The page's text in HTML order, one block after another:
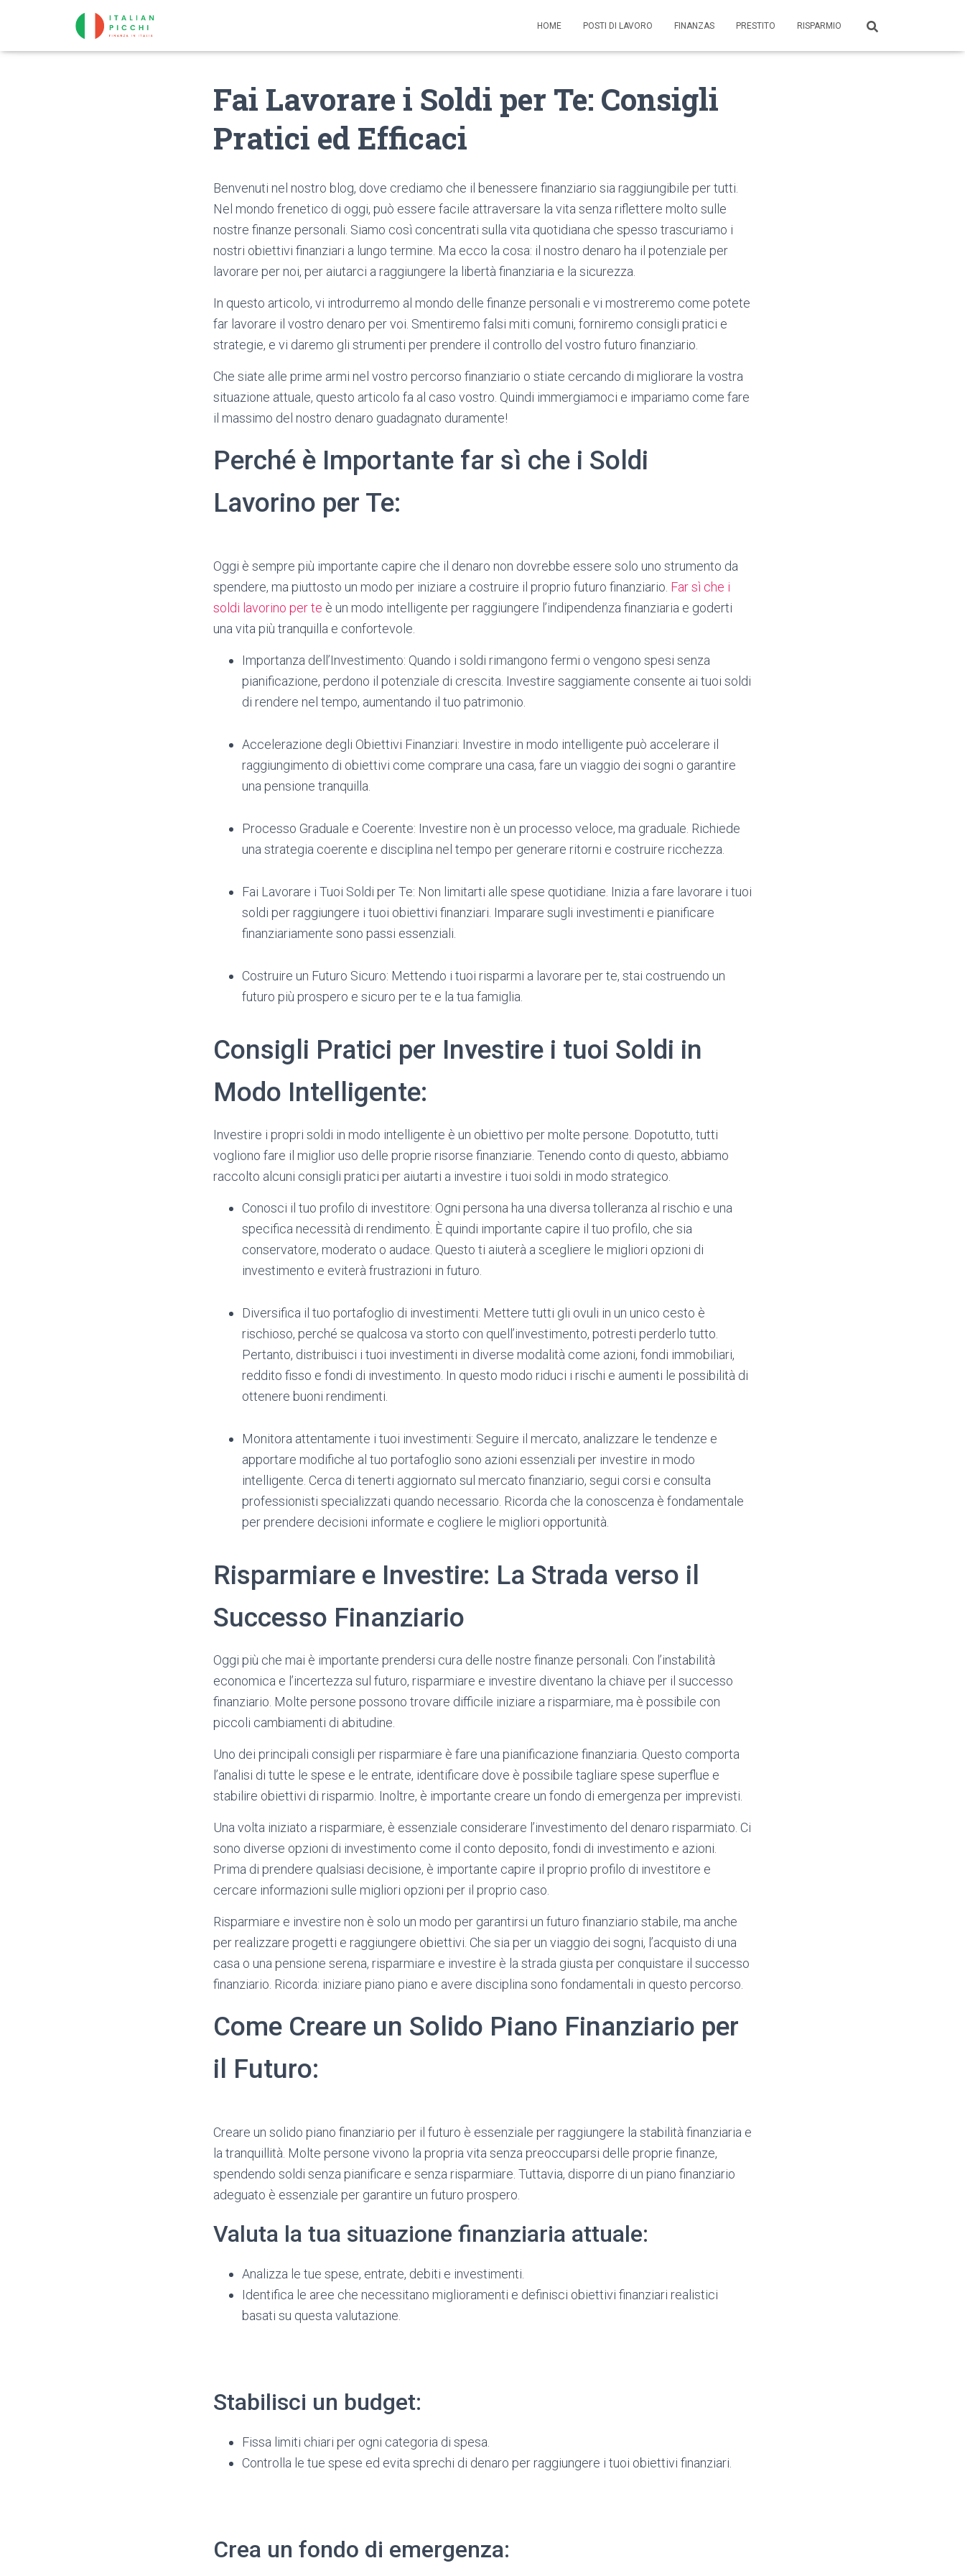
HOME POSTI DI LAVORO FINANZAS PRESTITO RISPARMIO
Fai Lavorare i Soldi per Te: Consigli
Pratici ed Efficaci
Benvenuti nel nostro blog, dove crediamo che il benessere finanziario sia raggiungibile per tutti.
Nel mondo frenetico di oggi, può essere facile attraversare la vita senza riflettere molto sulle
nostre finanze personali. Siamo così concentrati sulla vita quotidiana che spesso trascuriamo i
nostri obiettivi finanziari a lungo termine. Ma ecco la cosa: il nostro denaro ha il potenziale per
lavorare per noi, per aiutarci a raggiungere la libertà finanziaria e la sicurezza.
In questo articolo, vi introdurremo al mondo delle finanze personali e vi mostreremo come potete
far lavorare il vostro denaro per voi. Smentiremo falsi miti comuni, forniremo consigli pratici e
strategie, e vi daremo gli strumenti per prendere il controllo del vostro futuro finanziario.
Che siate alle prime armi nel vostro percorso finanziario o stiate cercando di migliorare la vostra
situazione attuale, questo articolo fa al caso vostro. Quindi immergiamoci e impariamo come fare
il massimo del nostro denaro guadagnato duramente!
Perché è Importante far sì che i Soldi
Lavorino per Te:
​Oggi è sempre più importante capire che il denaro non dovrebbe essere solo uno strumento da
spendere, ma piuttosto un modo per iniziare a costruire il proprio futuro finanziario. Far sì che i
soldi lavorino per te è un modo intelligente per raggiungere l’indipendenza finanziaria e goderti
una vita più tranquilla e confortevole.
Importanza dell’Investimento: Quando i soldi rimangono fermi o vengono spesi senza
pianificazione, perdono il potenziale di crescita. Investire saggiamente consente ai tuoi soldi
di rendere nel tempo, aumentando il tuo patrimonio.
Accelerazione degli Obiettivi Finanziari: Investire in modo intelligente può accelerare il
raggiungimento di obiettivi come comprare una casa, fare un viaggio dei sogni o garantire
una pensione tranquilla.
Processo Graduale e Coerente: Investire non è un processo veloce, ma graduale. Richiede
una strategia coerente e disciplina nel tempo per generare ritorni e costruire ricchezza.
Fai Lavorare i Tuoi Soldi per Te: Non limitarti alle spese quotidiane. Inizia a fare lavorare i tuoi
soldi per raggiungere i tuoi obiettivi finanziari. Imparare sugli investimenti e pianificare
finanziariamente sono passi essenziali.
Costruire un Futuro Sicuro: Mettendo i tuoi risparmi a lavorare per te, stai costruendo un
futuro più prospero e sicuro per te e la tua famiglia.
Consigli Pratici per Investire i tuoi Soldi in
Modo Intelligente:
Investire i propri soldi in modo intelligente è un obiettivo per molte persone. Dopotutto, tutti
vogliono fare il miglior uso delle proprie risorse finanziarie. Tenendo conto di questo, abbiamo
raccolto alcuni consigli pratici per aiutarti a investire i tuoi soldi in modo strategico.
Conosci il tuo profilo di investitore: Ogni persona ha una diversa tolleranza al rischio e una
specifica necessità di rendimento. È quindi importante capire il tuo profilo, che sia
conservatore, moderato o audace. Questo ti aiuterà a scegliere le migliori opzioni di
investimento e eviterà frustrazioni in futuro.
Diversifica il tuo portafoglio di investimenti: Mettere tutti gli ovuli in un unico cesto è
rischioso, perché se qualcosa va storto con quell’investimento, potresti perderlo tutto.
Pertanto, distribuisci i tuoi investimenti in diverse modalità come azioni, fondi immobiliari,
reddito fisso e fondi di investimento. In questo modo riduci i rischi e aumenti le possibilità di
ottenere buoni rendimenti.
Monitora attentamente i tuoi investimenti: Seguire il mercato, analizzare le tendenze e
apportare modifiche al tuo portafoglio sono azioni essenziali per investire in modo
intelligente. Cerca di tenerti aggiornato sul mercato finanziario, segui corsi e consulta
professionisti specializzati quando necessario. Ricorda che la conoscenza è fondamentale
per prendere decisioni informate e cogliere le migliori opportunità.
Risparmiare e Investire: La Strada verso il
Successo Finanziario
Oggi più che mai è importante prendersi cura delle nostre finanze personali. Con l’instabilità
economica e l’incertezza sul futuro, risparmiare e investire diventano la chiave per il successo
finanziario. Molte persone possono trovare difficile iniziare a risparmiare, ma è possibile con
piccoli cambiamenti di abitudine.
Uno dei principali consigli per risparmiare è fare una pianificazione finanziaria. Questo comporta
l’analisi di tutte le spese e le entrate, identificare dove è possibile tagliare spese superflue e
stabilire obiettivi di risparmio. Inoltre, è importante creare un fondo di emergenza per imprevisti.
Una volta iniziato a risparmiare, è essenziale considerare l’investimento del denaro risparmiato. Ci
sono diverse opzioni di investimento come il conto deposito, fondi di investimento e azioni.
Prima di prendere qualsiasi decisione, è importante capire il proprio profilo di investitore e
cercare informazioni sulle migliori opzioni per il proprio caso.
Risparmiare e investire non è solo un modo per garantirsi un futuro finanziario stabile, ma anche
per realizzare progetti e raggiungere obiettivi. Che sia per un viaggio dei sogni, l’acquisto di una
casa o una pensione serena, risparmiare e investire è la strada giusta per conquistare il successo
finanziario. Ricorda: iniziare piano piano e avere disciplina sono fondamentali in questo percorso.
Come Creare un Solido Piano Finanziario per
il Futuro:
​Creare un solido piano finanziario per il futuro è essenziale per raggiungere la stabilità finanziaria e
la tranquillità. Molte persone vivono la propria vita senza preoccuparsi delle proprie finanze,
spendendo soldi senza pianificare e senza risparmiare. Tuttavia, disporre di un piano finanziario
adeguato è essenziale per garantire un futuro prospero.
Valuta la tua situazione finanziaria attuale:
Analizza le tue spese, entrate, debiti e investimenti.
Identifica le aree che necessitano miglioramenti e definisci obiettivi finanziari realistici
basati su questa valutazione.
Stabilisci un budget:
Fissa limiti chiari per ogni categoria di spesa.
Controlla le tue spese ed evita sprechi di denaro per raggiungere i tuoi obiettivi finanziari.
Crea un fondo di emergenza: